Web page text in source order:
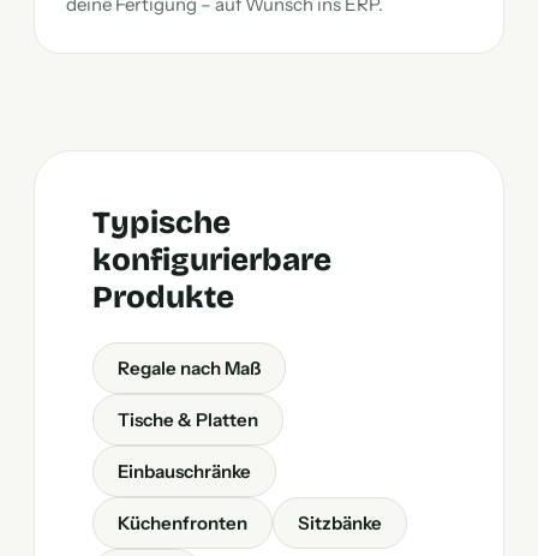
Typische
konfigurierbare
Produkte
Regale nach Maß
Tische & Platten
Einbauschränke
Küchenfronten Sitzbänke